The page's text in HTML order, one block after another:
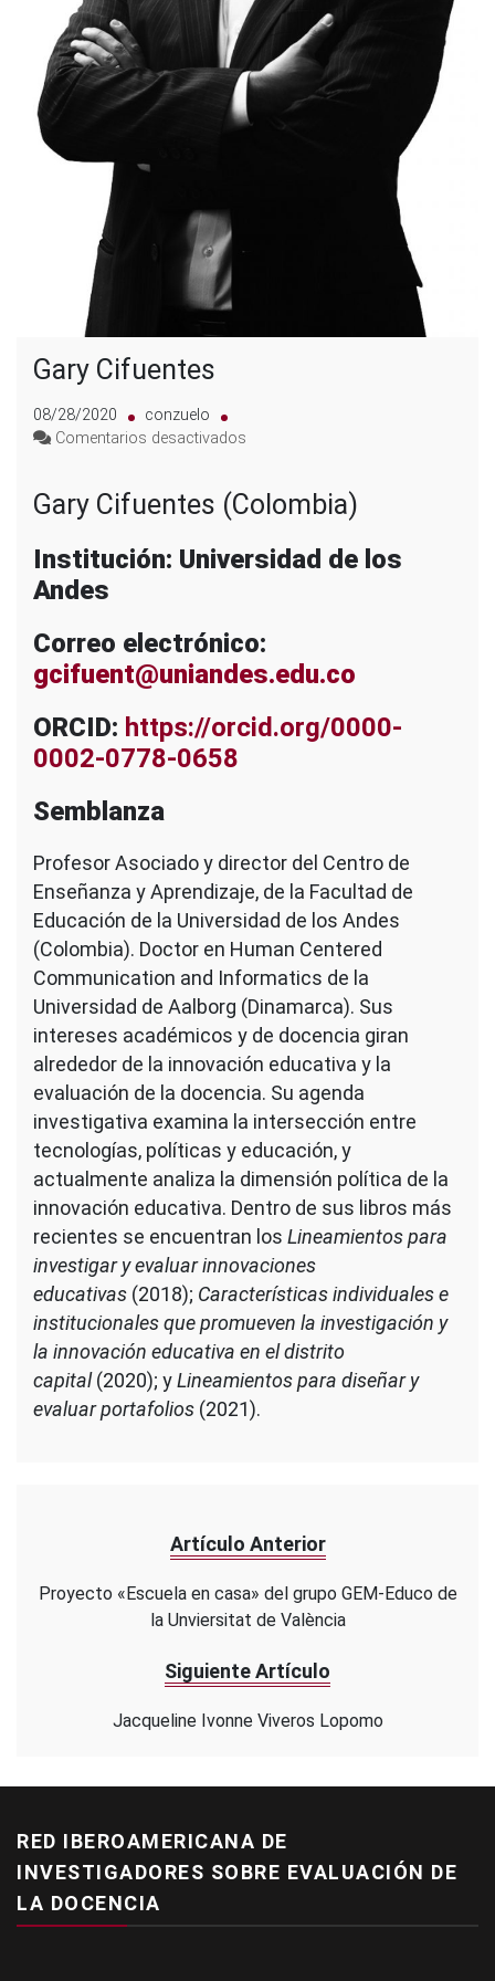
Gary Cifuentes
08/28/2020
conzuelo
Comentarios desactivados
Gary Cifuentes (Colombia)
Institución: Universidad de los
Andes
Correo electrónico:
gcifuent@uniandes.edu.co
ORCID: https://orcid.org/0000-
0002-0778-0658
Semblanza
Profesor Asociado y director del Centro de
Enseñanza y Aprendizaje, de la Facultad de
Educación de la Universidad de los Andes
(Colombia). Doctor en Human Centered
Communication and Informatics de la
Universidad de Aalborg (Dinamarca). Sus
intereses académicos y de docencia giran
alrededor de la innovación educativa y la
evaluación de la docencia. Su agenda
investigativa examina la intersección entre
tecnologías, políticas y educación, y
actualmente analiza la dimensión política de la
innovación educativa. Dentro de sus libros más
recientes se encuentran los Lineamientos para
investigar y evaluar innovaciones
educativas (2018); Características individuales e
institucionales que promueven la investigación y
la innovación educativa en el distrito
capital(2020); yLineamientos para diseñar y
evaluar portafolios (2021).
Artículo Anterior
Proyecto «Escuela en casa» del grupo GEM-Educo de
la Unviersitat de València
Siguiente Artículo
Jacqueline Ivonne Viveros Lopomo
RED IBEROAMERICANA DE
INVESTIGADORES SOBRE EVALUACIÓN DE
LA DOCENCIA